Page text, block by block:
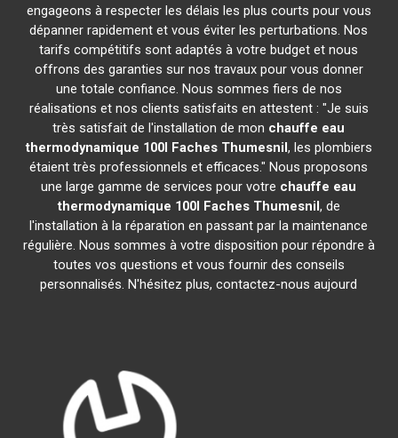
engageons à respecter les délais les plus courts pour vous
dépanner rapidement et vous éviter les perturbations. Nos
tarifs compétitifs sont adaptés à votre budget et nous
offrons des garanties sur nos travaux pour vous donner
une totale confiance. Nous sommes fiers de nos
réalisations et nos clients satisfaits en attestent : "Je suis
très satisfait de l'installation de mon chauffe eau
thermodynamique 100l Faches Thumesnil, les plombiers
étaient très professionnels et efficaces." Nous proposons
une large gamme de services pour votre chauffe eau
thermodynamique 100l Faches Thumesnil, de
l'installation à la réparation en passant par la maintenance
régulière. Nous sommes à votre disposition pour répondre à
toutes vos questions et vous fournir des conseils
personnalisés. N'hésitez plus, contactez-nous aujourd